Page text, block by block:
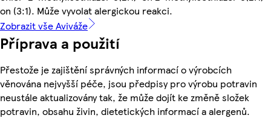
on (3:1). Může vyvolat alergickou reakci.
Zobrazit vše Aviváže
Příprava a použití
Přestože je zajištění správných informací o výrobcích
věnována nejvyšší péče, jsou předpisy pro výrobu potravin
neustále aktualizovány tak, že může dojít ke změně složek
potravin, obsahu živin, dietetických informací a alergenů.